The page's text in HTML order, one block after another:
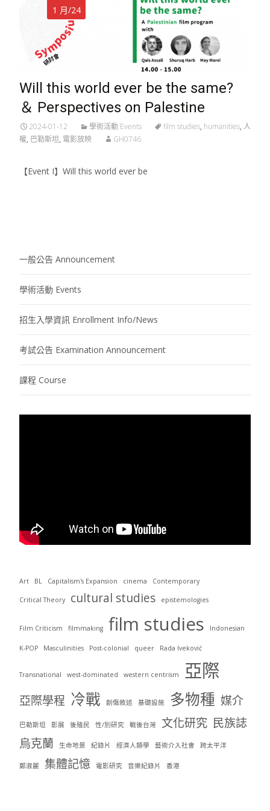
1 月/24
Will this world ever be the same?
＆ Perspectives on Palestine
2024-01-12 學術活動 Events film studies, humanities, 人
權, 巴勒斯坦, 電影放映 GH0746
【Event I】Will this world ever be
一般公告 Announcement
學術活動 Events
招生入學資訊 Enrollment Info/News
考試公告 Examination Announcement
課程 Course
Art BL Capitalism's Expansion cinema Contemporary
Critical Theory cultural studies epistemologies
Film Criticism filmmaking film studies Indonesian
K-POP Masculinities Post-colonial queer Rada Iveković
Transnational west-dominated western centrism 亞際
亞際學程 冷戰 創傷敘述 基礎設施 多物種 媒介
巴勒斯坦 影展 後殖民 性/別研究 戰後台灣 文化研究 民族誌
烏克蘭
生命地景 紀錄片 經濟人類學 藝術介入社會 跨太平洋
鄭淑麗 集體記憶 電影研究 音樂紀錄片 香港